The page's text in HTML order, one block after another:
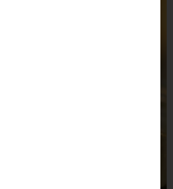
Crumble im Glas